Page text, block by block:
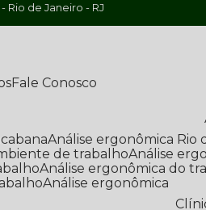
- Rio de Janeiro - RJ
Fale Conosco
Análise ergonômica Rio
de trabalho Análise
Análise ergonômica do
Análise ergonômica